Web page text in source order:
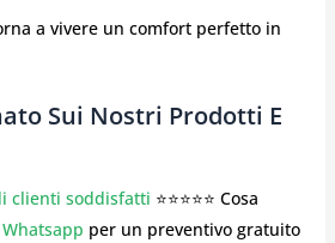
a vivere un comfort perfetto in
Sui Nostri Prodotti E
clienti soddisfatti ⭐⭐⭐⭐⭐ Cosa
Whatsapp per un preventivo gratuito